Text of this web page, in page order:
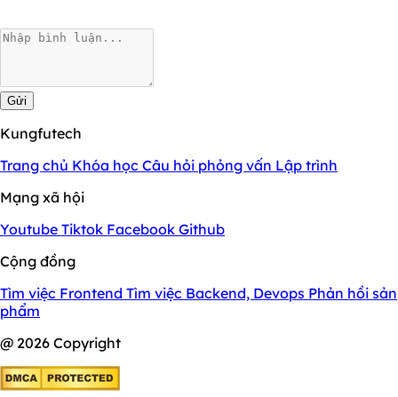
Gửi
Kungfutech
Trang chủ Khóa học Câu hỏi phỏng vấn Lập trình
Mạng xã hội
Youtube Tiktok Facebook Github
Cộng đồng
Tìm việc Frontend Tìm việc Backend, Devops Phản hồi sản
phẩm
@ 2026 Copyright